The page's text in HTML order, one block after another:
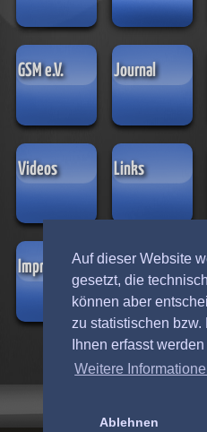
Auf dieser Website
gesetzt, die
können aber
zu statistischen
Ihnen erfasst
Weitere
Ablehnen
GSM e.V. Journal
Videos Links
Impressum Datenschutz